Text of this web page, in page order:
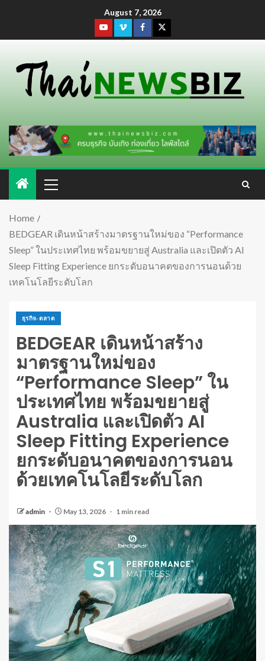
August 7, 2026
Home
BEDGEAR เดินหน้าสร้างมาตรฐานใหม่ของ “Performance
Sleep” ในประเทศไทย พร้อมขยายสู่ Australia และเปิดตัว AI
Sleep Fitting Experience ยกระดับอนาคตของการนอนด้วย
เทคโนโลยีระดับโลก
ธุรกิจ-ตลาด
BEDGEAR เดินหน้าสร้าง
มาตรฐานใหม่ของ
“Performance Sleep” ใน
ประเทศไทย พร้อมขยายสู่
Australia และเปิดตัว AI
Sleep Fitting Experience
ยกระดับอนาคตของการนอน
ด้วยเทคโนโลยีระดับโลก
admin May 13, 2026 1 min read